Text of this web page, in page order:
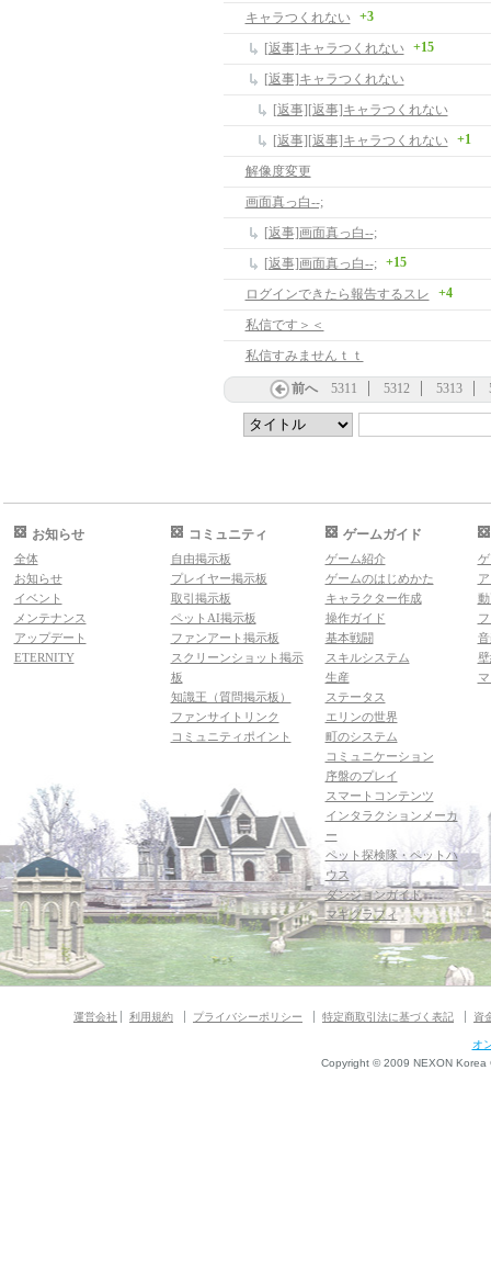
キャラつくれない +3
[返事]キャラつくれない +15
[返事]キャラつくれない
[返事][返事]キャラつくれない
[返事][返事]キャラつくれない
+1
解像度変更
画面真っ白--;
[返事]画面真っ白--;
[返事]画面真っ白--;
+15
ログインできたら報告するスレ +4
私信です＞＜
私信すみませんｔｔ
前へ 5311 5312 5313
お知らせ
全体
お知らせ
イベント
メンテナンス
アップデート
ETERNITY
コミュニティ
自由掲示板
プレイヤー掲示板
取引掲示板
ペットAI掲示板
ファンアート掲示板
スクリーンショット掲示
板
知識王（質問掲示板）
ファンサイトリンク
コミュニティポイント
ゲームガイド
ゲーム紹介
ゲームのはじめかた
キャラクター作成
操作ガイド
基本戦闘
スキルシステム
生産
ステータス
エリンの世界
町のシステム
コミュニケーション
序盤のプレイ
スマートコンテンツ
インタラクションメーカ
ー
ペット探検隊・ペットハ
ウス
ダンジョンガイド
マギグラフィ
運営会社 利用規約 プライバシーポリシー 特定商取引法に基づく表記 資
オ
Copyright © 2009 NEXON Korea